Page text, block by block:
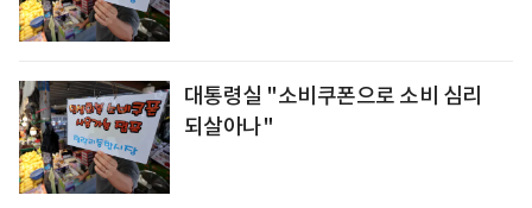
대통령실 "소비쿠폰으로 소비 심리
되살아나"